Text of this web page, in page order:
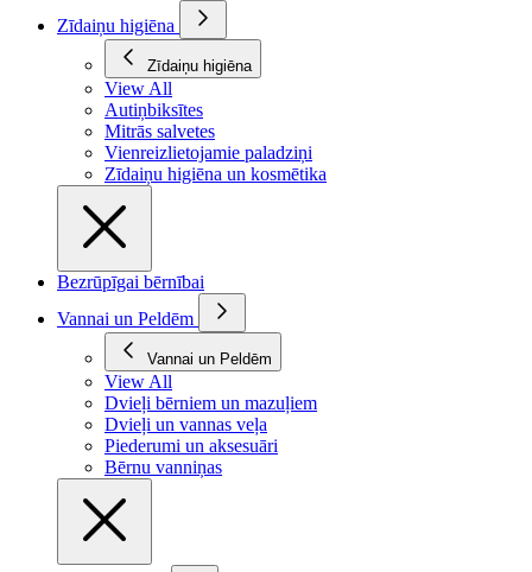
Zīdaiņu higiēna
Zīdaiņu higiēna
View All
Autiņbiksītes
Mitrās salvetes
Vienreizlietojamie paladziņi
Zīdaiņu higiēna un kosmētika
Bezrūpīgai bērnībai
Vannai un Peldēm
Vannai un Peldēm
View All
Dvieļi bērniem un mazuļiem
Dvieļi un vannas veļa
Piederumi un aksesuāri
Bērnu vanniņas